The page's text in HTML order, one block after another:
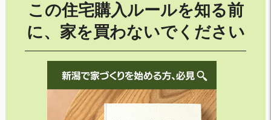
この住宅購入ルールを知る前
に、家を買わないでください